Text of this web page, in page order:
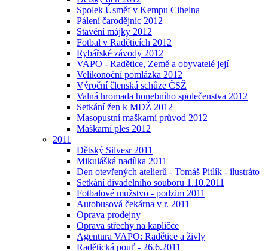
Spolek Úsměf v Kempu Cihelna
Pálení čarodějnic 2012
Stavění májky 2012
Fotbal v Raděticích 2012
Rybářské závody 2012
VAPO - Radětice, Země a obyvatelé její
Velikonoční pomlázka 2012
Výroční členská schůze ČSŽ
Valná hromada honebního společenstva 2012
Setkání žen k MDŽ 2012
Masopustní maškarní průvod 2012
Maškarní ples 2012
2011
Dětský Silvesr 2011
Mikulášká nadílka 2011
Den otevřených atelierů - Tomáš Pitlík - ilustráto
Setkání divadelního souboru 1.10.2011
Fotbalové mužstvo - podzim 2011
Autobusová čekárna v r. 2011
Oprava prodejny
Oprava střechy na kapličce
Agentura VAPO: Radětice a živly
Radětická pouť - 26.6.2011